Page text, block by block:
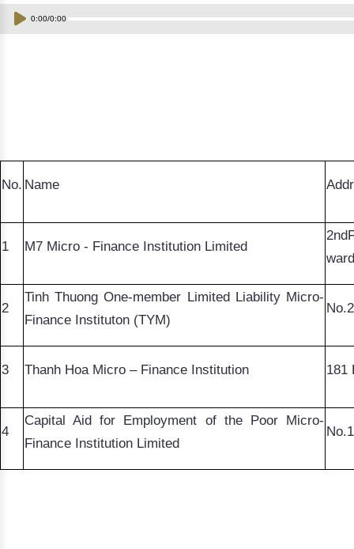
Đào tạo ISO
0:00/0:00
No. Name
1 M7 Micro - Finance Institution Limited
2nd
2
Tinh Thuong One-member Limited Liability Micro-
Finance Instituton (TYM)
3 Thanh Hoa Micro – Finance Institution 181
4
Capital Aid for Employment of the Poor Micro-
Finance Institution Limited